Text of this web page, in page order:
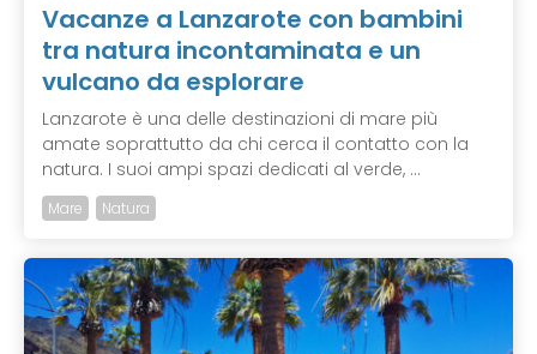
Vacanze a Lanzarote con bambini
tra natura incontaminata e un
vulcano da esplorare
Lanzarote è una delle destinazioni di mare più
amate soprattutto da chi cerca il contatto con la
natura. I suoi ampi spazi dedicati al verde, ...
Mare Natura